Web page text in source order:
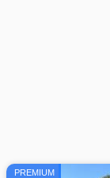
PREMIUM